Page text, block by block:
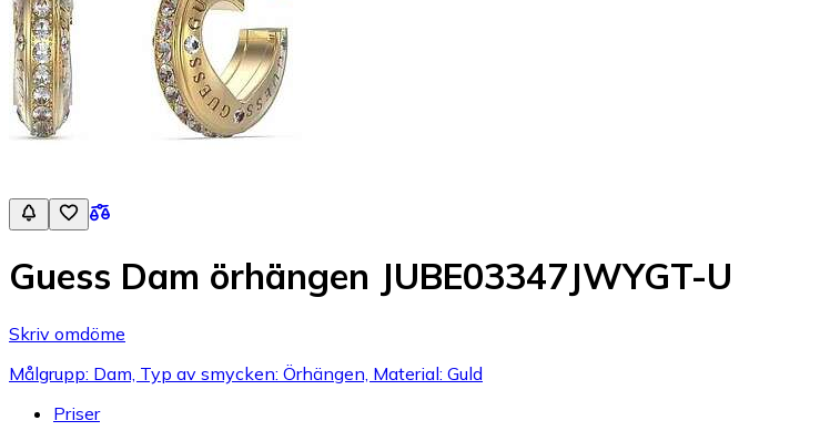
Guess Dam örhängen JUBE03347JWYGT-U
Skriv omdöme
Målgrupp: Dam, Typ av smycken: Örhängen, Material: Guld
Priser